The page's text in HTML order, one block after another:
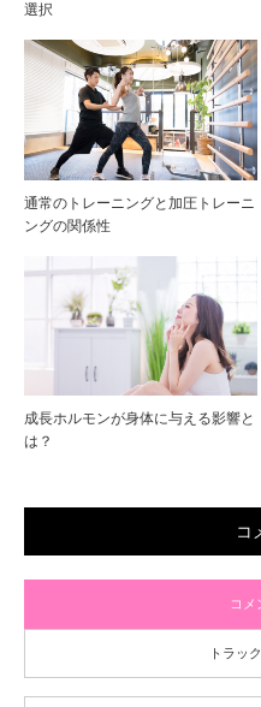
選択
通常のトレーニングと加圧トレーニ
ングの関係性
成長ホルモンが身体に与える影響と
は？
コ
コメ
トラッ